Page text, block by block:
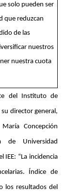
solo pueden ser
que reduzcan
de las
nuestros
nuestra cuota
del Instituto de
director general,
Concepción
de Universidad
“La incidencia
Índice de
los resultados del